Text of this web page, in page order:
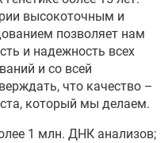
высокоточным и
позволяет нам
и надежность всех
и со всей
что качество –
который мы делаем.
1 млн. ДНК анализов;